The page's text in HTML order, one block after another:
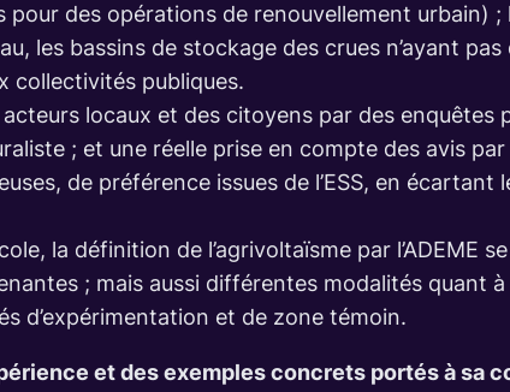
des opérations de renouvellement urbain)
les bassins de stockage des crues n’ayant
collectivités publiques.
locaux et des citoyens par des enquêtes
; et une réelle prise en compte des avis
de préférence issues de l’ESS, en écartant
la définition de l’agrivoltaïsme par l’ADEME
; mais aussi différentes modalités quant à
d’expérimentation et de zone témoin.
et des exemples concrets portés à sa